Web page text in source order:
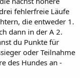
fehlerfreie Läufe
die entweder 1.
dann in der A 2.
du Punkte für
oder Teilnahme
des Hundes an -